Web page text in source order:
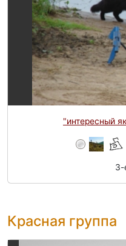
"интересный
3-
Красная группа